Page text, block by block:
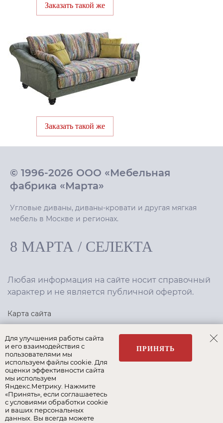
Заказать такой же
Заказать такой же
© 1996-2026 ООО «Мебельная
фабрика «Марта»
Угловые диваны, диваны-кровати и другая мягкая
мебель в Москве и регионах.
8 МАРТА / СЕЛЕКТА
Любая информация на сайте носит справочный
характер и не является публичной офертой.
Карта сайта
Создание сайта,интернет-маркетинг
Наши бренды:
Для улучшения работы сайта
и его взаимодействия с
пользователями мы
используем файлы cookie. Для
оценки эффективности сайта
мы используем
Яндекс.Метрику. Нажмите
«Принять», если соглашаетесь
с условиями обработки cookie
и ваших персональных
данных. Вы всегда можете
ПРИНЯТЬ